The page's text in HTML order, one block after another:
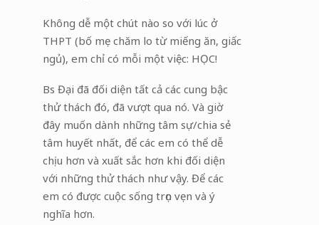
Không dễ một chút nào so với lúc ở
THPT (bố mẹ chăm lo từ miếng ăn, giấc
ngủ), em chỉ có mỗi một việc: HỌC!
Bs Đại đã đối diện tất cả các cung bậc
thử thách đó, đã vượt qua nó. Và giờ
đây muốn dành những tâm sự/chia sẻ
tâm huyết nhất, để các em có thể dễ
chịu hơn và xuất sắc hơn khi đối diện
với những thử thách như vậy. Để các
em có được cuộc sống trọn vẹn và ý
nghĩa hơn.